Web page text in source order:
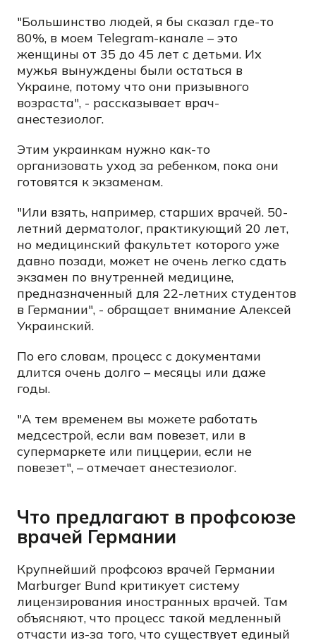
"Большинство людей, я бы сказал где-то
80%, в моем Telegram-канале – это
женщины от 35 до 45 лет с детьми. Их
мужья вынуждены были остаться в
Украине, потому что они призывного
возраста", - рассказывает врач-
анестезиолог.
Этим украинкам нужно как-то
организовать уход за ребенком, пока они
готовятся к экзаменам.
"Или взять, например, старших врачей. 50-
летний дерматолог, практикующий 20 лет,
но медицинский факультет которого уже
давно позади, может не очень легко сдать
экзамен по внутренней медицине,
предназначенный для 22-летних студентов
в Германии", - обращает внимание Алексей
Украинский.
По его словам, процесс с документами
длится очень долго – месяцы или даже
годы.
"А тем временем вы можете работать
медсестрой, если вам повезет, или в
супермаркете или пиццерии, если не
повезет", – отмечает анестезиолог.
Что предлагают в профсоюзе
врачей Германии
Крупнейший профсоюз врачей Германии
Marburger Bund критикует систему
лицензирования иностранных врачей. Там
объясняют, что процесс такой медленный
отчасти из-за того, что существует единый